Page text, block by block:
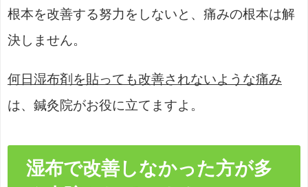
根本を改善する努力をしないと、痛みの根本は解
決しません。
何日湿布剤を貼っても改善されないような痛み
は、鍼灸院がお役に立てますよ。
湿布で改善しなかった方が多